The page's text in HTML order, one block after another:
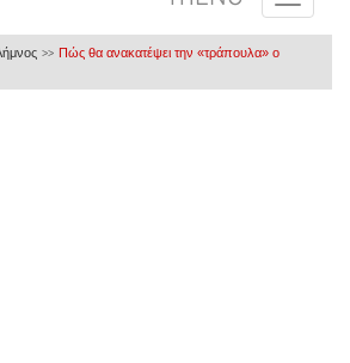
>> Πώς θα ανακατέψει την «τράπουλα» ο